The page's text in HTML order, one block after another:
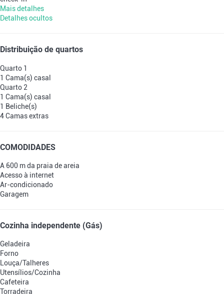
Mais detalhes
Detalhes ocultos
Distribuição de quartos
Quarto 1
1 Cama(s) casal
Quarto 2
1 Cama(s) casal
1 Beliche(s)
4 Camas extras
COMODIDADES
A 600 m da praia de areia
Acesso à internet
Ar-condicionado
Garagem
Cozinha independente (Gás)
Geladeira
Forno
Louça/Talheres
Utensílios/Cozinha
Cafeteira
Torradeira